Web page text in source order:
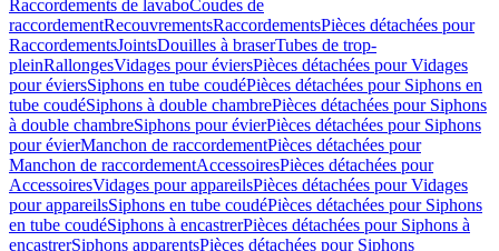
Raccordements de lavaboCoudes de
raccordementRecouvrementsRaccordementsPièces détachées pour
RaccordementsJointsDouilles à braserTubes de trop-
pleinRallongesVidages pour éviersPièces détachées pour Vidages
pour éviersSiphons en tube coudéPièces détachées pour Siphons en
tube coudéSiphons à double chambrePièces détachées pour Siphons
à double chambreSiphons pour évierPièces détachées pour Siphons
pour évierManchon de raccordementPièces détachées pour
Manchon de raccordementAccessoiresPièces détachées pour
AccessoiresVidages pour appareilsPièces détachées pour Vidages
pour appareilsSiphons en tube coudéPièces détachées pour Siphons
en tube coudéSiphons à encastrerPièces détachées pour Siphons à
encastrerSiphons apparentsPièces détachées pour Siphons